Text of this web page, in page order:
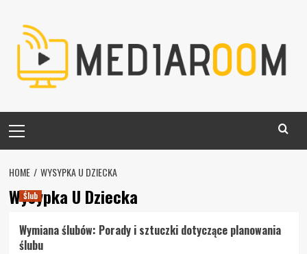
content
Menu
HOME WYSYPKA U DZIECKA
Wysypka U Dziecka
Ślub
Wymiana ślubów: Porady i sztuczki dotyczące planowania
ślubu